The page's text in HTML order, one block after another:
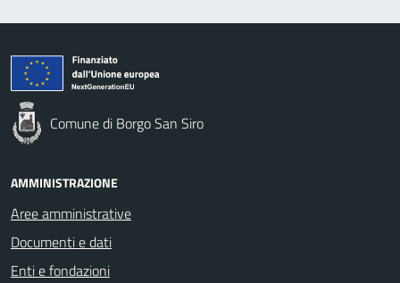
Comune di Borgo San Siro
AMMINISTRAZIONE
Aree amministrative
Documenti e dati
Enti e fondazioni